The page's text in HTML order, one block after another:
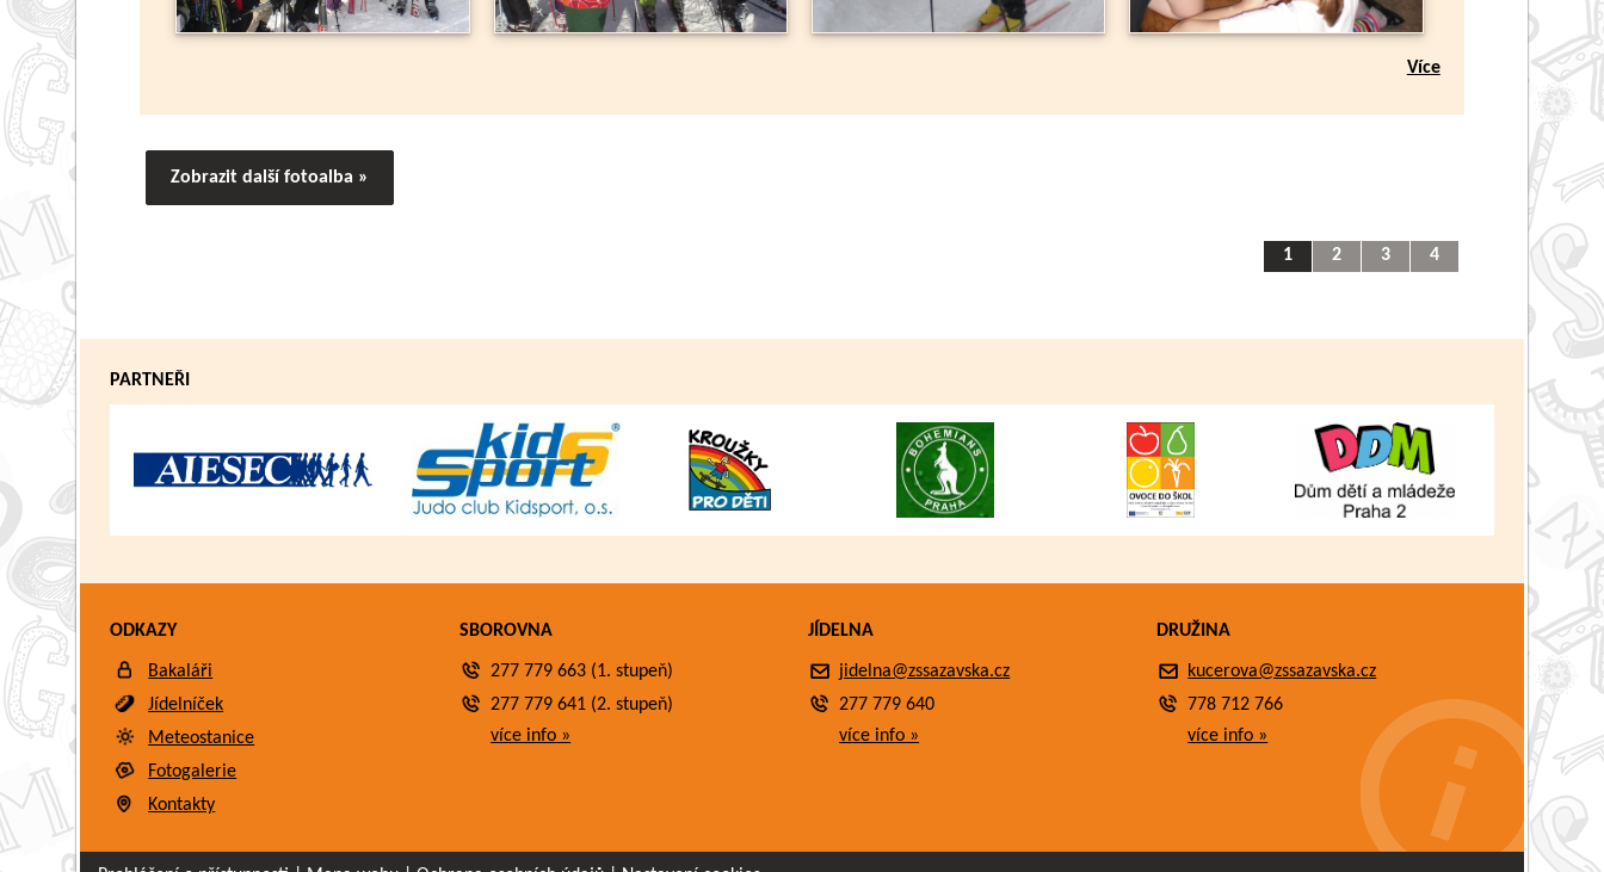
Více
Zobrazit další fotoalba »
1 2 3 4
PARTNEŘI
ODKAZY
Bakaláři
Jídelníček
Meteostanice
Fotogalerie
Kontakty
SBOROVNA
277 779 663 (1. stupeň)
277 779 641 (2. stupeň)
více info »
JÍDELNA
jidelna@zssazavska.cz
277 779 640
více info »
DRUŽINA
kucerova@zssazavska.cz
778 712 766
více info »